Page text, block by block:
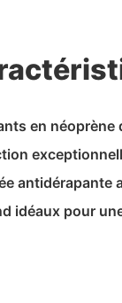
en
antidérapante
idéaux pour